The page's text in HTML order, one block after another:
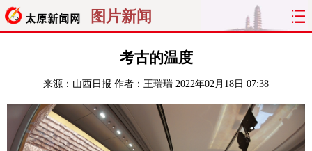
图片新闻
聚焦 太原
经济 关注 文明 出行
纵横 曝光 专题
考古的温度
来源： 山西日报 作者：王瑞瑞 2022年02月18日 07:38